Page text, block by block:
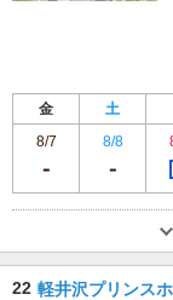
金 土
8/7
8/8
22 軽井沢プリンス